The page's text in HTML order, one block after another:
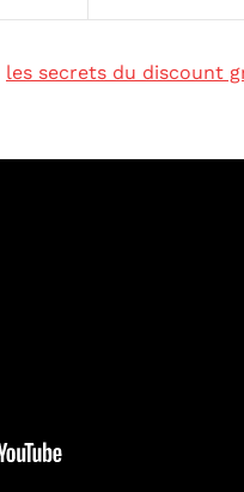
les secrets du discount